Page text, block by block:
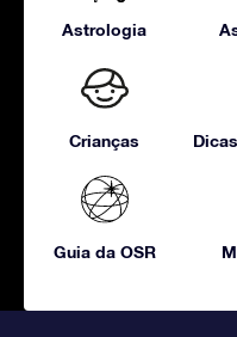
Astrologia
Crianças
Guia da OSR